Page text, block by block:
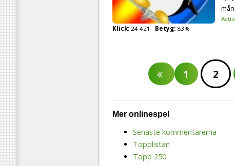
Klick: 24 421 Betyg: 83%
1 2
Mer onlinespel
Senaste kommentarerna
Topplistan
Topp 250